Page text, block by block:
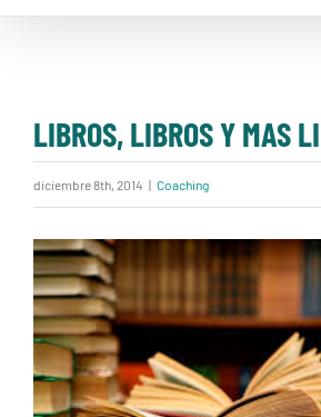
LIBROS, LIBROS Y MAS
diciembre 8th, 2014 | Coaching
Ver
imagen
más
grande